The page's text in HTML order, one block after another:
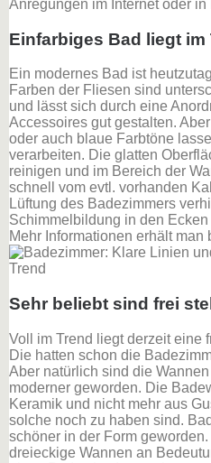
Anregungen im Internet oder
Einfarbiges Bad liegt im
Ein modernes Bad ist
Farben der Fliesen sind
und lässt sich durch eine
Accessoires gut gestalten.
oder auch blaue Farbtöne
verarbeiten. Die glatten
reinigen und im Bereich der
schnell vom evtl. vorhanden
Lüftung des Badezimmers
Schimmelbildung in den
Mehr Informationen erhält
Sehr beliebt sind frei
Voll im Trend liegt derzeit eine
Die hatten schon die
Aber natürlich sind die
moderner geworden. Die
Keramik und nicht mehr aus
solche noch zu haben sind.
schöner in der Form
dreieckige Wannen an